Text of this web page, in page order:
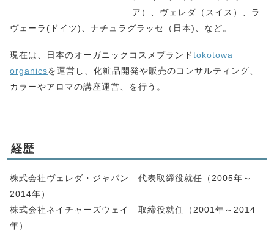
ア）、ヴェレダ（スイス）、ラ
ヴェーラ(ドイツ)、ナチュラグラッセ（日本)、など。
現在は、日本のオーガニックコスメブランドtokotowa
organicsを運営し、化粧品開発や販売のコンサルティング、
カラーやアロマの講座運営、を行う。
経歴
株式会社ヴェレダ・ジャパン 代表取締役就任（2005年～
2014年）
株式会社ネイチャーズウェイ 取締役就任（2001年～2014
年）